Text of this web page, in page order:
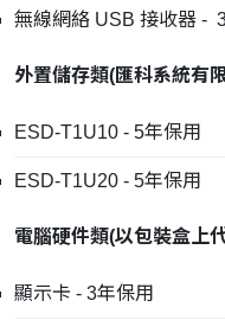
無線網絡 USB 接收器 -
外置儲存類(匯科系統有
ESD-T1U10 - 5年保用
ESD-T1U20 - 5年保用
電腦硬件類(以包裝盒上
顯示卡 - 3年保用